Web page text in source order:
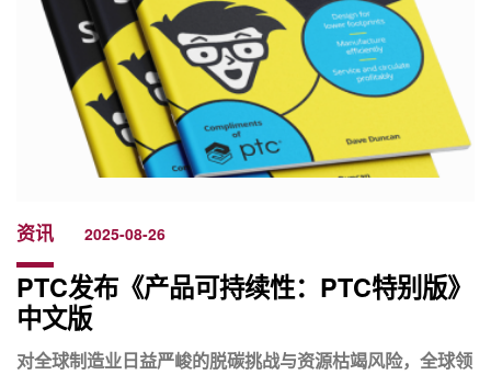
资讯 2025-08-26
PTC发布《产品可持续性：PTC特别版》
中文版
对全球制造业日益严峻的脱碳挑战与资源枯竭风险，全球领